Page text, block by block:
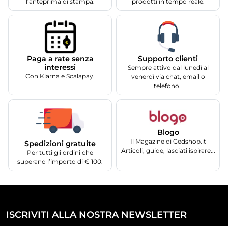
Paga a rate senza
interessi
Con Klarna e Scalapay.
Supporto clienti
Sempre attivo dal lunedì al
venerdì via chat, email o
telefono.
Spedizioni gratuite
Per tutti gli ordini che
superano l’importo di € 100.
Blogo
Il Magazine di Gedshop.it
Articoli, guide, lasciati ispirare...
ISCRIVITI ALLA NOSTRA NEWSLETTER